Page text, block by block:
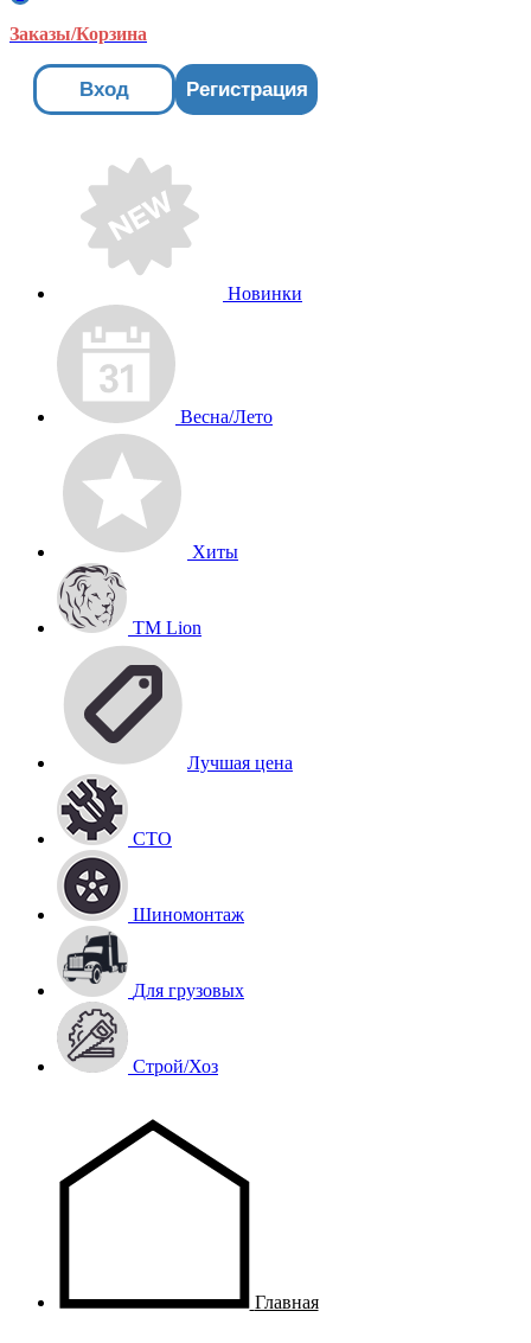
Заказы/Корзина
Вход Регистрация
Новинки
Весна/Лето
Хиты
TM Lion
Лучшая цена
СТО
Шиномонтаж
Для грузовых
Строй/Хоз
Главная